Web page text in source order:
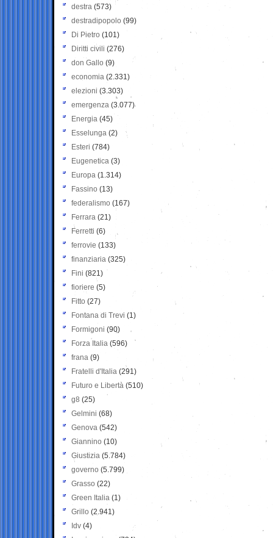
destra (573)
destradipopolo (99)
Di Pietro (101)
Diritti civili (276)
don Gallo (9)
economia (2.331)
elezioni (3.303)
emergenza (3.077)
Energia (45)
Esselunga (2)
Esteri (784)
Eugenetica (3)
Europa (1.314)
Fassino (13)
federalismo (167)
Ferrara (21)
Ferretti (6)
ferrovie (133)
finanziaria (325)
Fini (821)
fioriere (5)
Fitto (27)
Fontana di Trevi (1)
Formigoni (90)
Forza Italia (596)
frana (9)
Fratelli d'Italia (291)
Futuro e Libertà (510)
g8 (25)
Gelmini (68)
Genova (542)
Giannino (10)
Giustizia (5.784)
governo (5.799)
Grasso (22)
Green Italia (1)
Grillo (2.941)
Idv (4)